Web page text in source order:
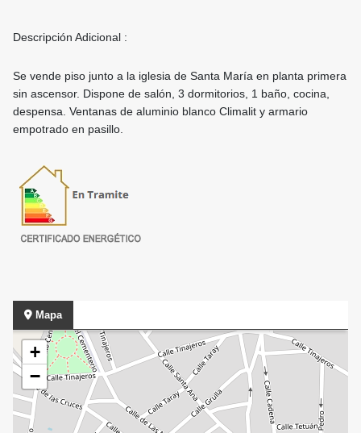
Descripción Adicional :
Se vende piso junto a la iglesia de Santa María en planta primera
sin ascensor. Dispone de salón, 3 dormitorios, 1 baño, cocina,
despensa. Ventanas de aluminio blanco Climalit y armario
empotrado en pasillo.
Mapa
+
−